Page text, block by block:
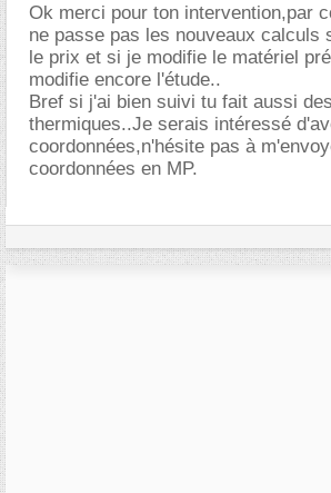
Ok merci pour ton intervention,par
ne passe pas les nouveaux calculs
le prix et si je modifie le matériel
modifie encore l'étude..
Bref si j'ai bien suivi tu fait aussi
thermiques..Je serais intéressé
coordonnées,n'hésite pas à
coordonnées en MP.